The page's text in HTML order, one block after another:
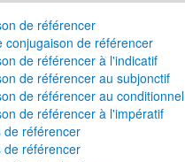
de référencer
conjugaison de référencer
de référencer à l'indicatif
de référencer au subjonctif
de référencer au conditionnel
de référencer à l'impératif
de référencer
de référencer